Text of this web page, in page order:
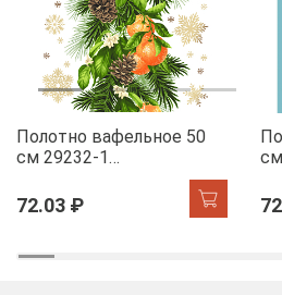
Полотно вафельное 50
см 29232-1
Мандариновый коктель
72.03 ₽